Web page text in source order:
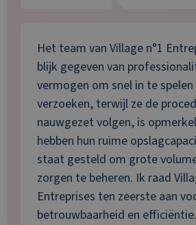
Het team van Village n°1
blijk gegeven van
vermogen om snel in te
verzoeken, terwijl ze de
nauwgezet volgen, is
hebben hun ruime
staat gesteld om grote
zorgen te beheren. Ik raad
Entreprises ten zeerste aan
betrouwbaarheid en efficiëntie.